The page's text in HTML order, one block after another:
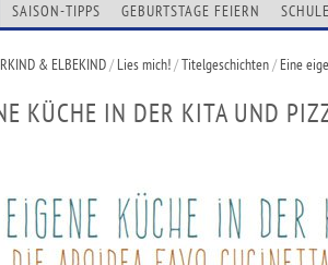
SAISON-TIPPS GEBURTSTAGE FEIERN
& ELBEKIND/Lies mich!/Titelgeschichten/Eine
KÜCHE IN DER KITA UND